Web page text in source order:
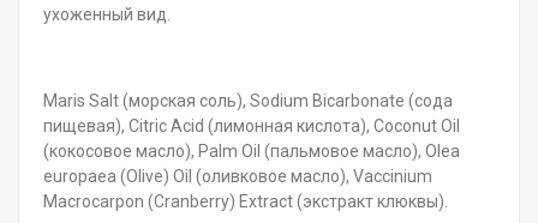
ухоженный вид.
Maris Salt (морская соль), Sodium Вicarbonate (сода
пищевая), Citric Acid (лимонная кислота), Coconut Oil
(кокосовое масло), Palm Oil (пальмовое масло), Olea
europaea (Olive) Oil (оливковое масло), Vaccinium
Macrocarpon (Cranberry) Extract (экстракт клюквы).